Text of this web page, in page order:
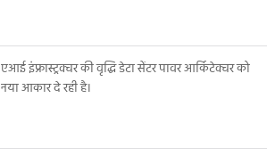
एआई इंफ्रास्ट्रक्चर की वृद्धि डेटा सेंटर पावर आर्किटेक्चर को
नया आकार दे रही है।